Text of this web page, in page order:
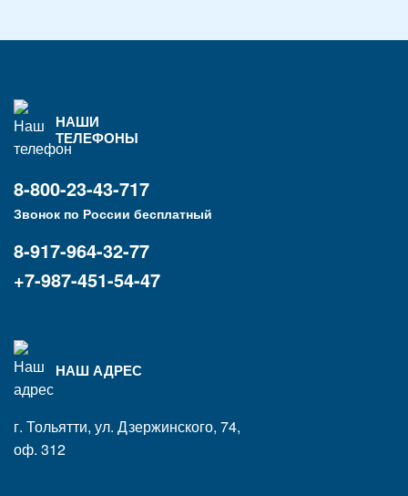
НАШИ
ТЕЛЕФОНЫ
8-800-23-43-717
Звонок по России бесплатный
8-917-964-32-77
+7-987-451-54-47
НАШ АДРЕС
г. Тольятти, ул. Дзержинского, 74,
оф. 312